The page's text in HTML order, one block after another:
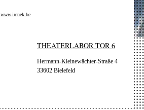
www.irenek.be
THEATERLABOR TOR 6
Hermann-Kleinewächter-Straße 4
33602 Bielefeld